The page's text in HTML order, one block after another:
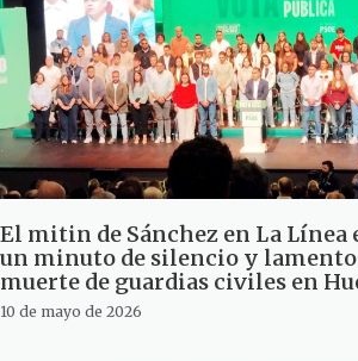
El mitin de Sánchez en La Línea
un minuto de silencio y
muerte de guardias civiles en
10 de mayo de 2026